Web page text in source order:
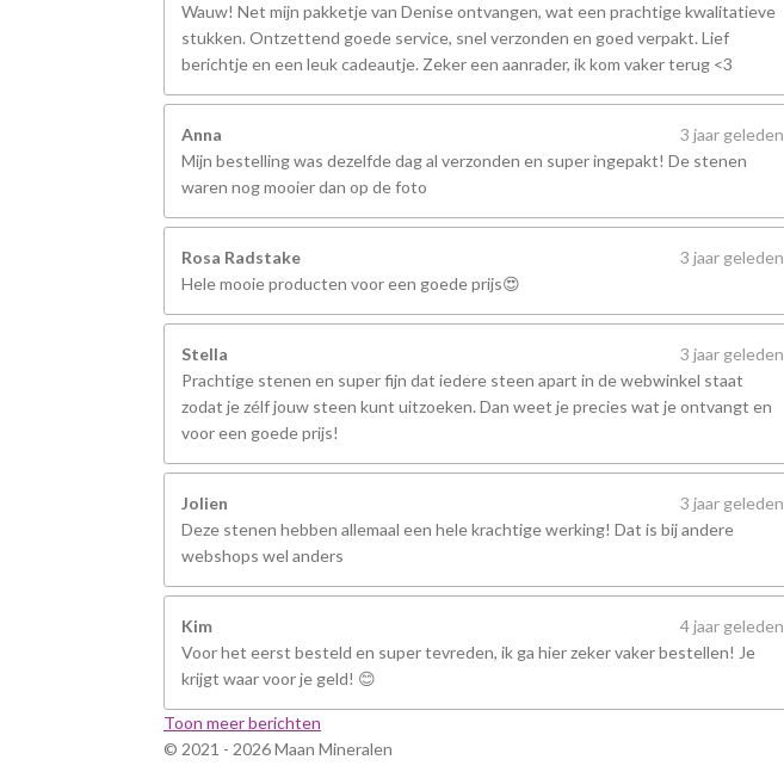
Wauw! Net mijn pakketje van Denise ontvangen, wat een prachtige kwalitatieve
stukken. Ontzettend goede service, snel verzonden en goed verpakt. Lief
berichtje en een leuk cadeautje. Zeker een aanrader, ik kom vaker terug <3
Anna
3 jaar geleden
Mijn bestelling was dezelfde dag al verzonden en super ingepakt! De stenen
waren nog mooier dan op de foto
Rosa Radstake
3 jaar geleden
Hele mooie producten voor een goede prijs😍
Stella
3 jaar geleden
Prachtige stenen en super fijn dat iedere steen apart in de webwinkel staat
zodat je zélf jouw steen kunt uitzoeken. Dan weet je precies wat je ontvangt en
voor een goede prijs!
Jolien
3 jaar geleden
Deze stenen hebben allemaal een hele krachtige werking! Dat is bij andere
webshops wel anders
Kim
4 jaar geleden
Voor het eerst besteld en super tevreden, ik ga hier zeker vaker bestellen! Je
krijgt waar voor je geld! 😊
Toon meer berichten
© 2021 - 2026 Maan Mineralen